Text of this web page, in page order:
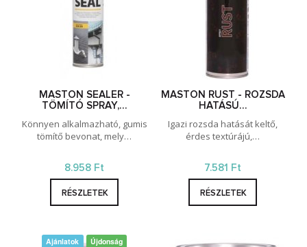
MASTON SEALER -
TÖMÍTÓ SPRAY,…
Könnyen alkalmazható, gumis
tömítő bevonat, mely…
8.958 Ft
RÉSZLETEK
MASTON RUST - ROZSDA
HATÁSÚ…
Igazi rozsda hatását keltő,
érdes textúrájú,…
7.581 Ft
RÉSZLETEK
Ajánlatok Újdonság